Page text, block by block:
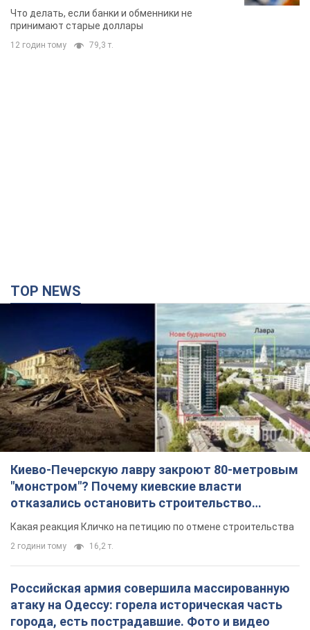
банки такие купюры
Что делать, если банки и обменники не
принимают старые доллары
12 годин тому 79,3 т.
TOP NEWS
Киево-Печерскую лавру закроют 80-метровым
"монстром"? Почему киевские власти
отказались остановить строительство
небоскреба "московского верующего"
Какая реакция Кличко на петицию по отмене строительства
2 години тому 16,2 т.
Российская армия совершила массированную
атаку на Одессу: горела историческая часть
города, есть пострадавшие. Фото и видео